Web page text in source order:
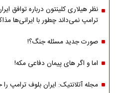
نظر هیلاری کلینتون درباره توافق
ترامپ نمی‌داند چطور با ایرانی‌ها
صورت جدید مسئله جنگ؟!
اما و اگر های پیمان دفاعی مکه!
مجله آتلانتیک: ایران بلوف ترامپ